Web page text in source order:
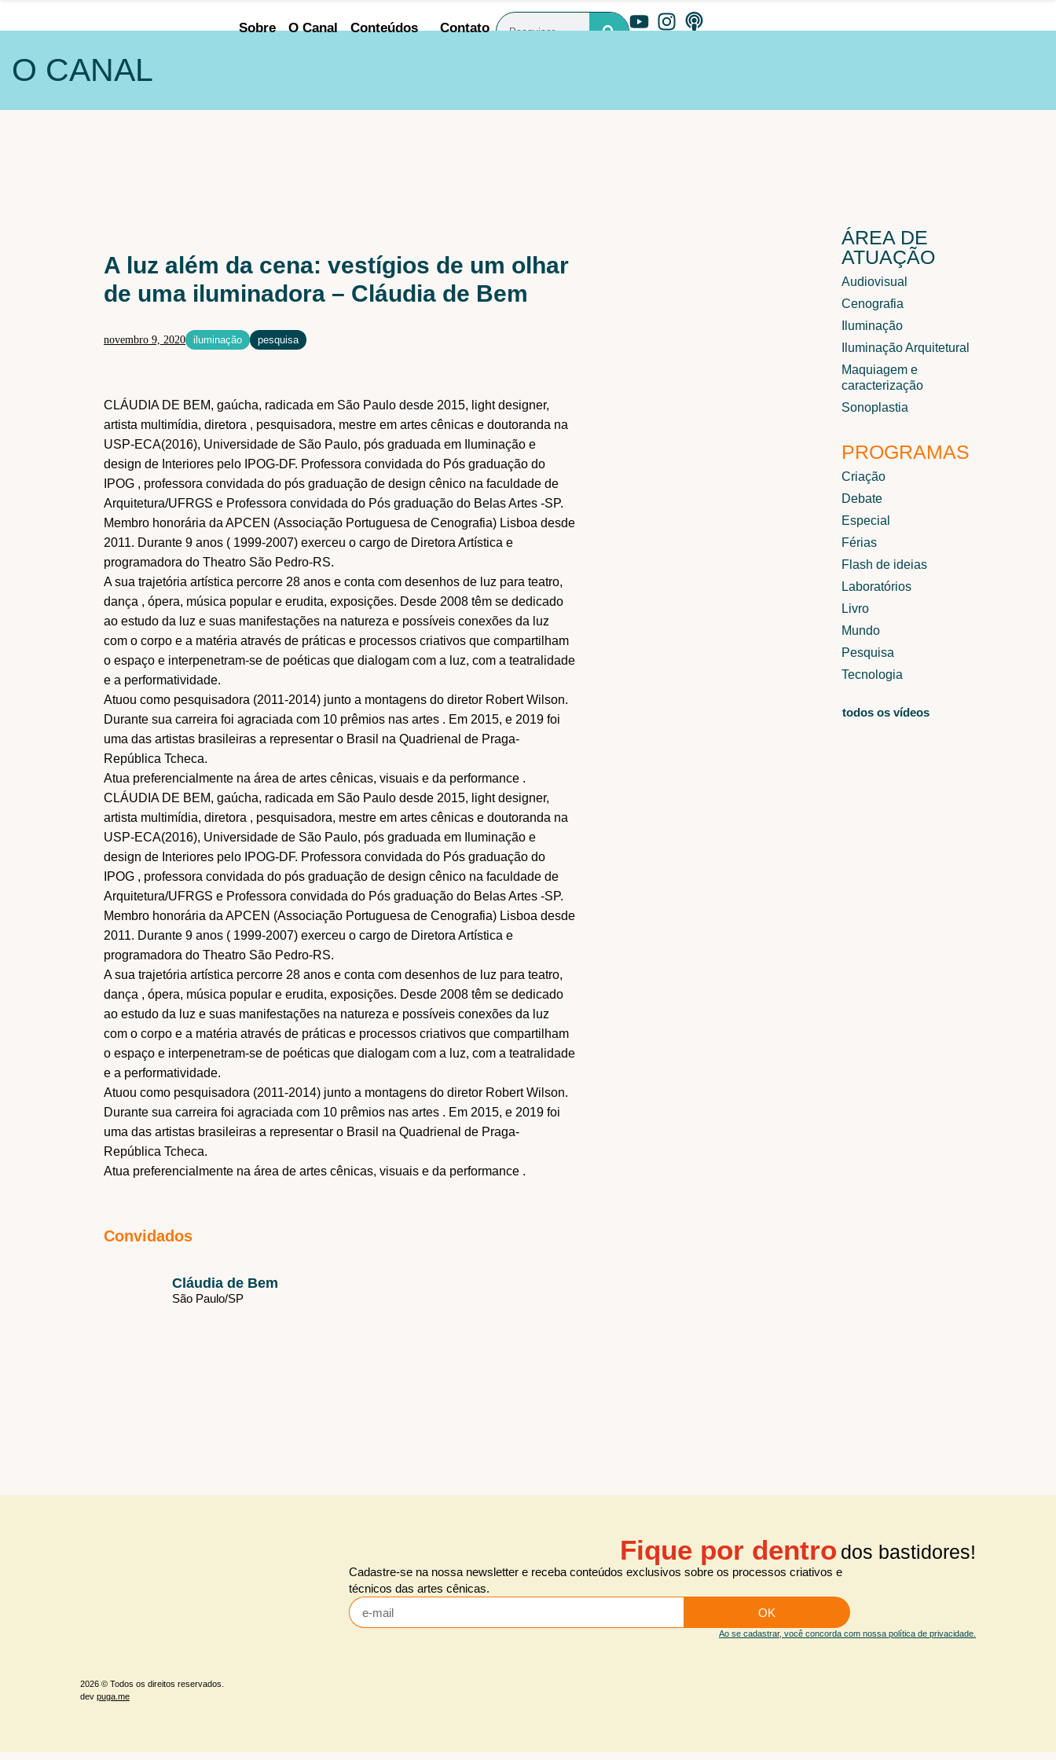
Sobre O Canal Conteúdos Contato
O CANAL
Iluminação Arquitetural
Maquiagem e caracterização
Sonoplastia
CriaçãoDebateEspecial
FériasFlash de ideias
LaboratóriosLivro
MundoPesquisa
A luz além da cena: vestígios de um olhar
de uma iluminadora – Cláudia de Bem
novembro 9, 2020 iluminação pesquisa
CLÁUDIA DE BEM, gaúcha, radicada em São Paulo desde 2015, light designer,
artista multimídia, diretora , pesquisadora, mestre em artes cênicas e doutoranda na
USP-ECA(2016), Universidade de São Paulo, pós graduada em Iluminação e
design de Interiores pelo IPOG-DF. Professora convidada do Pós graduação do
IPOG , professora convidada do pós graduação de design cênico na faculdade de
Arquitetura/UFRGS e Professora convidada do Pós graduação do Belas Artes -SP.
Membro honorária da APCEN (Associação Portuguesa de Cenografia) Lisboa desde
2011. Durante 9 anos ( 1999-2007) exerceu o cargo de Diretora Artística e
programadora do Theatro São Pedro-RS.
A sua trajetória artística percorre 28 anos e conta com desenhos de luz para teatro,
dança , ópera, música popular e erudita, exposições. Desde 2008 têm se dedicado
ao estudo da luz e suas manifestações na natureza e possíveis conexões da luz
com o corpo e a matéria através de práticas e processos criativos que compartilham
o espaço e interpenetram-se de poéticas que dialogam com a luz, com a teatralidade
e a performatividade.
Atuou como pesquisadora (2011-2014) junto a montagens do diretor Robert Wilson.
Durante sua carreira foi agraciada com 10 prêmios nas artes . Em 2015, e 2019 foi
uma das artistas brasileiras a representar o Brasil na Quadrienal de Praga-
República Tcheca.
Atua preferencialmente na área de artes cênicas, visuais e da performance .
CLÁUDIA DE BEM, gaúcha, radicada em São Paulo desde 2015, light designer,
artista multimídia, diretora , pesquisadora, mestre em artes cênicas e doutoranda na
USP-ECA(2016), Universidade de São Paulo, pós graduada em Iluminação e
design de Interiores pelo IPOG-DF. Professora convidada do Pós graduação do
IPOG , professora convidada do pós graduação de design cênico na faculdade de
Arquitetura/UFRGS e Professora convidada do Pós graduação do Belas Artes -SP.
Membro honorária da APCEN (Associação Portuguesa de Cenografia) Lisboa desde
2011. Durante 9 anos ( 1999-2007) exerceu o cargo de Diretora Artística e
programadora do Theatro São Pedro-RS.
A sua trajetória artística percorre 28 anos e conta com desenhos de luz para teatro,
dança , ópera, música popular e erudita, exposições. Desde 2008 têm se dedicado
ao estudo da luz e suas manifestações na natureza e possíveis conexões da luz
com o corpo e a matéria através de práticas e processos criativos que compartilham
o espaço e interpenetram-se de poéticas que dialogam com a luz, com a teatralidade
e a performatividade.
Atuou como pesquisadora (2011-2014) junto a montagens do diretor Robert Wilson.
Durante sua carreira foi agraciada com 10 prêmios nas artes . Em 2015, e 2019 foi
uma das artistas brasileiras a representar o Brasil na Quadrienal de Praga-
República Tcheca.
Atua preferencialmente na área de artes cênicas, visuais e da performance .
Convidados
Cláudia de Bem
São Paulo/SP
ÁREA DE
ATUAÇÃO
Audiovisual
Cenografia
Iluminação
Iluminação Arquitetural
Maquiagem e
caracterização
Sonoplastia
PROGRAMAS
Criação
Debate
Especial
Férias
Flash de ideias
Laboratórios
Livro
Mundo
Pesquisa
Tecnologia
todos os vídeos
2026 © Todos os direitos reservados.
dev puga.me
dos bastidores!
Fique por dentro
Cadastre-se na nossa newsletter e receba conteúdos exclusivos sobre os processos criativos e
técnicos das artes cênicas.
OK
Ao se cadastrar, você concorda com nossa política de privacidade.